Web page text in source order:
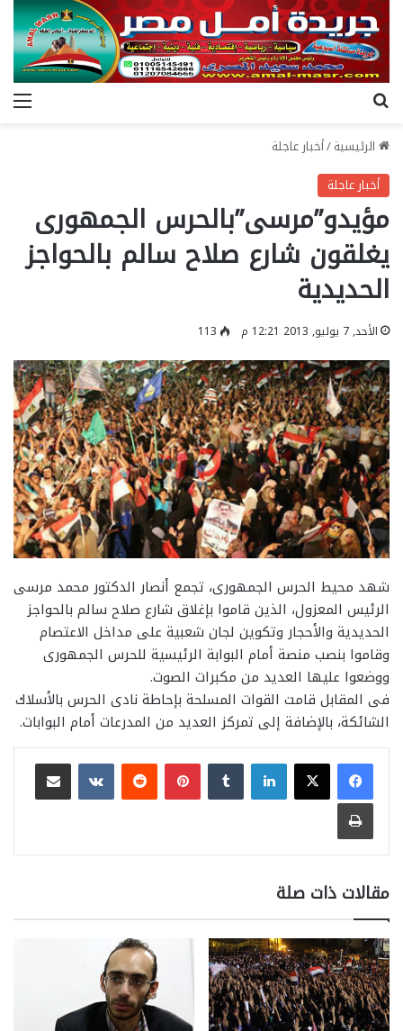
الرئيسية/أخبار عاجلة
أخبار عاجلة
مؤيدو”مرسى”بالحرس الجمهورى
يغلقون شارع صلاح سالم بالحواجز
الحديدية
الأحد, 7 يوليو, 2013 12:21 م 113
شهد محيط الحرس الجمهورى، تجمع أنصار الدكتور محمد مرسى
الرئيس المعزول، الذين قاموا بإغلاق شارع صلاح سالم بالحواجز
الحديدية والأحجار وتكوين لجان شعبية على مداخل الاعتصام
وقاموا بنصب منصة أمام البوابة الرئيسية للحرس الجمهورى
ووضعوا عليها العديد من مكبرات الصوت.
فى المقابل قامت القوات المسلحة بإحاطة نادى الحرس بالأسلاك
الشائكة، بالإضافة إلى تمركز العديد من المدرعات أمام البوابات.
لينكدإن بينتيريست
مشاركة عبر البريد
طباعة
مقالات ذات صلة